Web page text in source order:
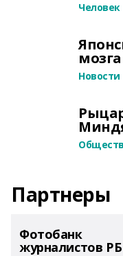
Человек
мозга
Новости
Партнеры
Фотобанк
журналистов РБ